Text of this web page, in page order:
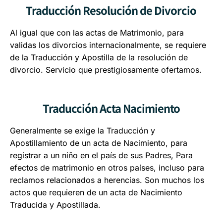
Traducción Resolución de Divorcio
Al igual que con las actas de Matrimonio, para
validas los divorcios internacionalmente, se requiere
de la Traducción y Apostilla de la resolución de
divorcio. Servicio que prestigiosamente ofertamos.
Traducción Acta Nacimiento
Generalmente se exige la Traducción y
Apostillamiento de un acta de Nacimiento, para
registrar a un niño en el país de sus Padres, Para
efectos de matrimonio en otros países, incluso para
reclamos relacionados a herencias. Son muchos los
actos que requieren de un acta de Nacimiento
Traducida y Apostillada.